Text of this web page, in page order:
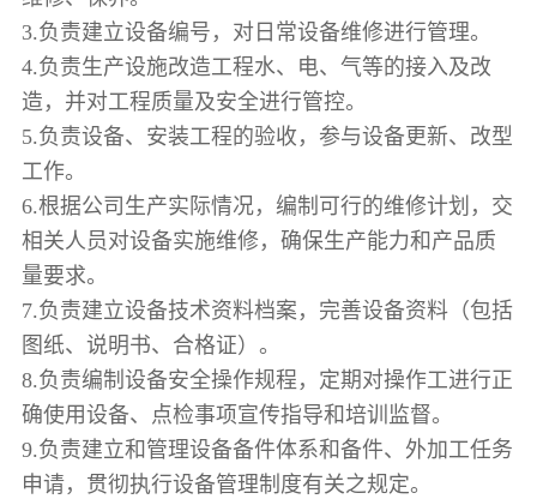
3.负责建立设备编号，对日常设备维修进行管理。
4.负责生产设施改造工程水、电、气等的接入及改
造，并对工程质量及安全进行管控。
5.负责设备、安装工程的验收，参与设备更新、改型
工作。
6.根据公司生产实际情况，编制可行的维修计划，交
相关人员对设备实施维修，确保生产能力和产品质
量要求。
7.负责建立设备技术资料档案，完善设备资料（包括
图纸、说明书、合格证）。
8.负责编制设备安全操作规程，定期对操作工进行正
确使用设备、点检事项宣传指导和培训监督。
9.负责建立和管理设备备件体系和备件、外加工任务
申请，贯彻执行设备管理制度有关之规定。